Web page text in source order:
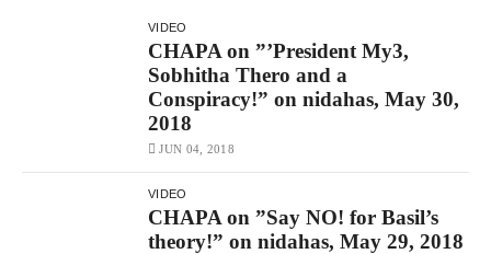
VIDEO
CHAPA on ”’President My3,
Sobhitha Thero and a
Conspiracy!” on nidahas, May 30,
2018
JUN 04, 2018
VIDEO
CHAPA on ”Say NO! for Basil’s
theory!” on nidahas, May 29, 2018